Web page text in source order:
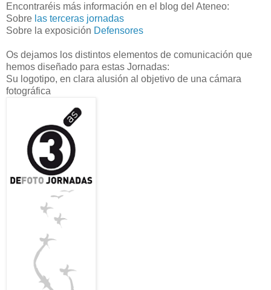
Encontraréis más información en el blog del Ateneo:
Sobre las terceras jornadas
Sobre la exposición Defensores
Os dejamos los distintos elementos de comunicación que
hemos diseñado para estas Jornadas:
Su logotipo, en clara alusión al objetivo de una cámara
fotográfica